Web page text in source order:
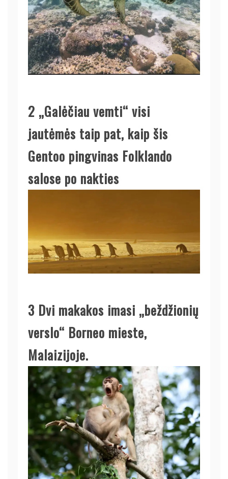
2 „Galėčiau vemti“ visi
jautėmės taip pat, kaip šis
Gentoo pingvinas Folklando
salose po nakties
3 Dvi makakos imasi „beždžionių
verslo“ Borneo mieste,
Malaizijoje.